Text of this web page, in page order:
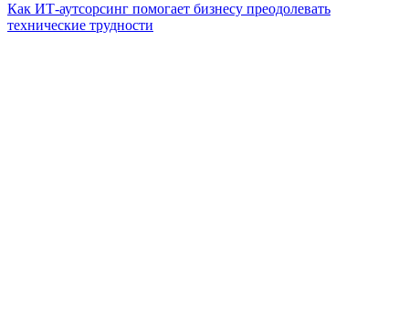
Как ИТ-аутсорсинг помогает бизнесу преодолевать
технические трудности